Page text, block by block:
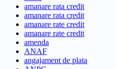
amanare rata credit
amanare rata credit
amanare rate credit
amanare rate credit
amenda
ANAF
angajament de plata